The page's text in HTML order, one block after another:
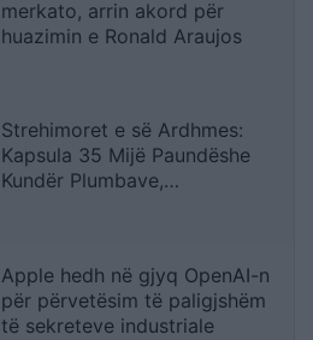
merkato, arrin akord për
huazimin e Ronald Araujos
Strehimoret e së Ardhmes:
Kapsula 35 Mijë Paundëshe
Kundër Plumbave,
Apple hedh në gjyq OpenAI-n
për përvetësim të paligjshëm
të sekreteve industriale